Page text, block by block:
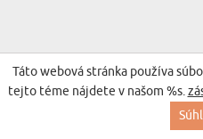
Táto webová stránka používa
tejto téme nájdete v našom %s.